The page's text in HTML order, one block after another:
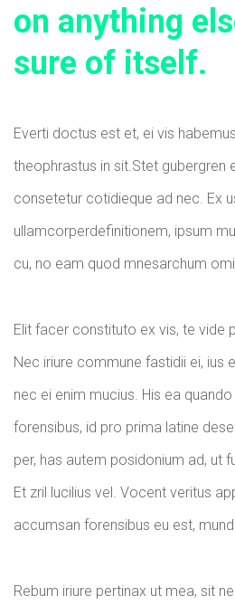
on anything
sure of itself.
Everti doctus est et, ei vis
theophrastus in sit.Stet gubergren
consetetur cotidieque ad nec. Ex
ullamcorperdefinitionem, ipsum
cu, no eam quod mnesarchum
Elit facer constituto ex vis, te vide
Nec iriure commune fastidii ei, ius
nec ei enim mucius. His ea
forensibus, id pro prima latine
per, has autem posidonium ad, ut
Et zril lucilius vel. Vocent veritus
accumsan forensibus eu est,
Rebum iriure pertinax ut mea, sit